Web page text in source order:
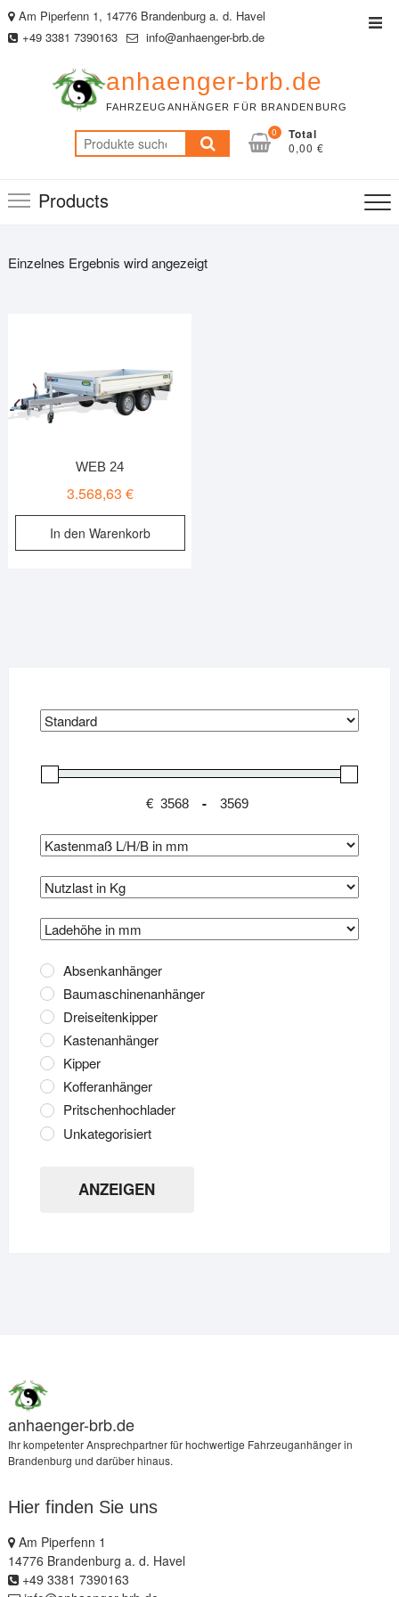
Skip
to
Am Piperfenn 1, 14776 Brandenburg a. d. Havel
+49 3381 7390163
info@anhaenger-brb.de
anhaenger-brb.de
FAHRZEUGANHÄNGER FÜR BRANDENBURG
Suche
nach:
0 Total
0,00 €
Products
Einzelnes Ergebnis wird angezeigt
WEB 24
3.568,63 €
In den Warenkorb
€ -
Absenkanhänger
Baumaschinenanhänger
Dreiseitenkipper
Kastenanhänger
Kipper
Kofferanhänger
Pritschenhochlader
Unkategorisiert
ANZEIGEN
anhaenger-brb.de
Ihr kompetenter Ansprechpartner für hochwertige Fahrzeuganhänger in
Brandenburg und darüber hinaus.
Hier finden Sie uns
Am Piperfenn 1
14776 Brandenburg a. d. Havel
+49 3381 7390163